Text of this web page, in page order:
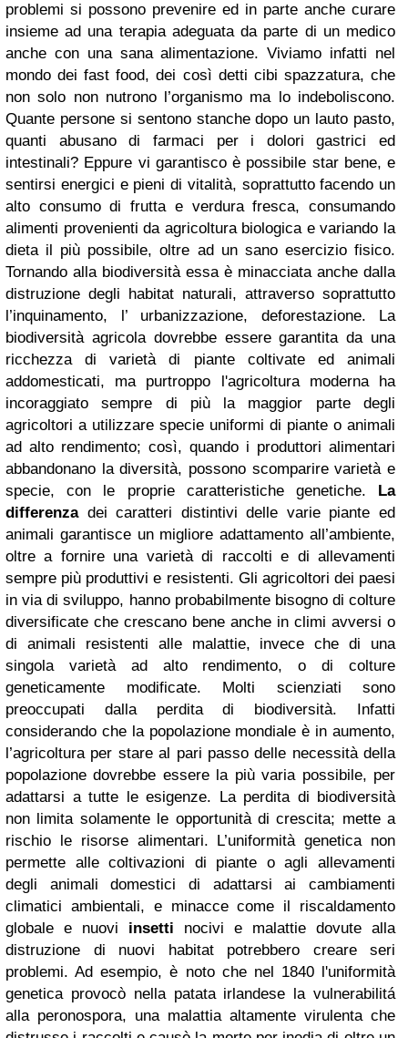
problemi si possono prevenire ed in parte anche curare
insieme ad una terapia adeguata da parte di un medico
anche con una sana alimentazione. Viviamo infatti nel
mondo dei fast food, dei così detti cibi spazzatura, che
non solo non nutrono l’organismo ma lo indeboliscono.
Quante persone si sentono stanche dopo un lauto pasto,
quanti abusano di farmaci per i dolori gastrici ed
intestinali? Eppure vi garantisco è possibile star bene, e
sentirsi energici e pieni di vitalità, soprattutto facendo un
alto consumo di frutta e verdura fresca, consumando
alimenti provenienti da agricoltura biologica e variando la
dieta il più possibile, oltre ad un sano esercizio fisico.
Tornando alla biodiversità essa è minacciata anche dalla
distruzione degli habitat naturali, attraverso soprattutto
l’inquinamento, l’ urbanizzazione, deforestazione. La
biodiversità agricola dovrebbe essere garantita da una
ricchezza di varietà di piante coltivate ed animali
addomesticati, ma purtroppo l'agricoltura moderna ha
incoraggiato sempre di più la maggior parte degli
agricoltori a utilizzare specie uniformi di piante o animali
ad alto rendimento; così, quando i produttori alimentari
abbandonano la diversità, possono scomparire varietà e
specie, con le proprie caratteristiche genetiche. La
differenzadei caratteri distintivi delle varie piante ed
animali garantisce un migliore adattamento all’ambiente,
oltre a fornire una varietà di raccolti e di allevamenti
sempre più produttivi e resistenti. Gli agricoltori dei paesi
in via di sviluppo, hanno probabilmente bisogno di colture
diversificate che crescano bene anche in climi avversi o
di animali resistenti alle malattie, invece che di una
singola varietà ad alto rendimento, o di colture
geneticamente modificate. Molti scienziati sono
preoccupati dalla perdita di biodiversità. Infatti
considerando che la popolazione mondiale è in aumento,
l’agricoltura per stare al pari passo delle necessità della
popolazione dovrebbe essere la più varia possibile, per
adattarsi a tutte le esigenze. La perdita di biodiversità
non limita solamente le opportunità di crescita; mette a
rischio le risorse alimentari. L’uniformità genetica non
permette alle coltivazioni di piante o agli allevamenti
degli animali domestici di adattarsi ai cambiamenti
climatici ambientali, e minacce come il riscaldamento
globale e nuovi insetti nocivi e malattie dovute alla
distruzione di nuovi habitat potrebbero creare seri
problemi. Ad esempio, è noto che nel 1840 l'uniformità
genetica provocò nella patata irlandese la vulnerabilitá
alla peronospora, una malattia altamente virulenta che